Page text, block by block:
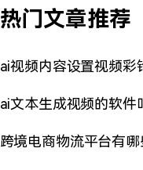
热门文章推荐
ai视频内容设置视频彩
ai文本生成视频的软件
跨境电商物流平台有哪